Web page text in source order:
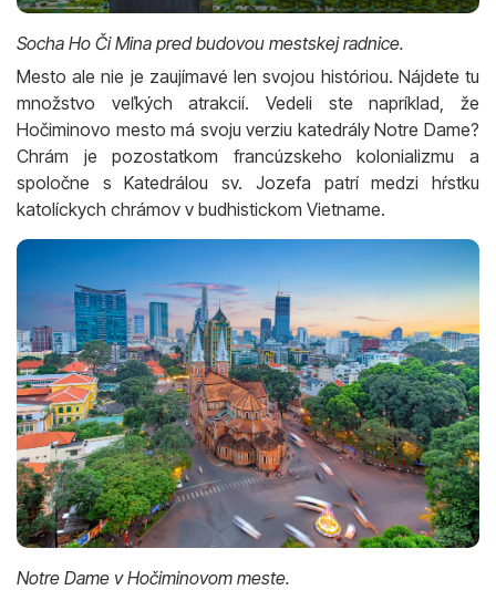
Socha Ho Či Mina pred budovou mestskej radnice.
Mesto ale nie je zaujímavé len svojou históriou. Nájdete tu
množstvo veľkých atrakcií. Vedeli ste napríklad, že
Hočiminovo mesto má svoju verziu katedrály Notre Dame?
Chrám je pozostatkom francúzskeho kolonializmu a
spoločne s Katedrálou sv. Jozefa patrí medzi hŕstku
katolíckych chrámov v budhistickom Vietname.
Notre Dame v Hočiminovom meste.